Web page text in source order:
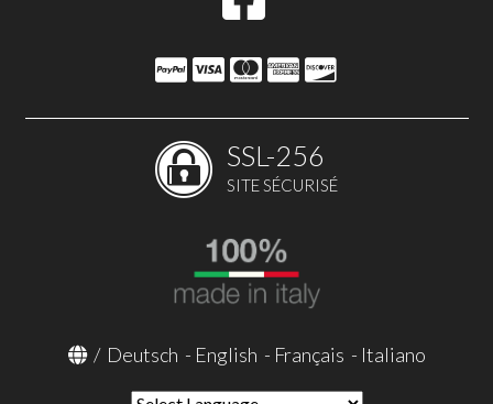
SSL-256
SITE SÉCURISÉ
/ Deutsch - English - Français - Italiano